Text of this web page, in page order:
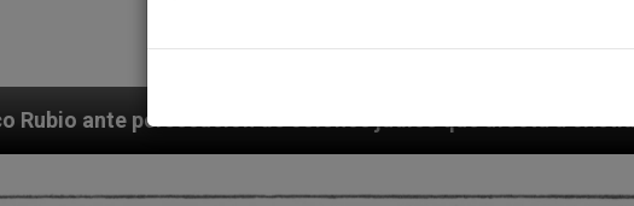
judíos que afecta a cristianos (y no sólo) en Tierra Santa